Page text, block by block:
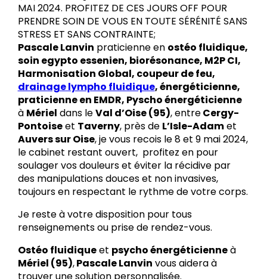
MAI 2024. PROFITEZ DE CES JOURS OFF POUR
PRENDRE SOIN DE VOUS EN TOUTE SÉRÉNITÉ SANS
STRESS ET SANS CONTRAINTE;
Pascale Lanvin praticienne en ostéo fluidique,
soin egypto essenien, biorésonance, M2P CI,
Harmonisation Global, coupeur de feu,
drainage lympho fluidique, énergéticienne,
praticienne en EMDR, Pyscho énergéticienne
à Mériel dans leVal d’Oise (95), entreCergy-
Pontoiseet Taverny, près de L’Isle-Adamet
Auvers sur Oise, je vous recois le 8 et 9 mai 2024,
le cabinet restant ouvert, profitez en pour
soulager vos douleurs et éviter la récidive par
des manipulations douces et non invasives,
toujours en respectant le rythme de votre corps.
Je reste à votre disposition pour tous
renseignements ou prise de rendez-vous.
Ostéo fluidiqueet psycho énergéticienneà
Mériel (95),Pascale Lanvin vous aidera à